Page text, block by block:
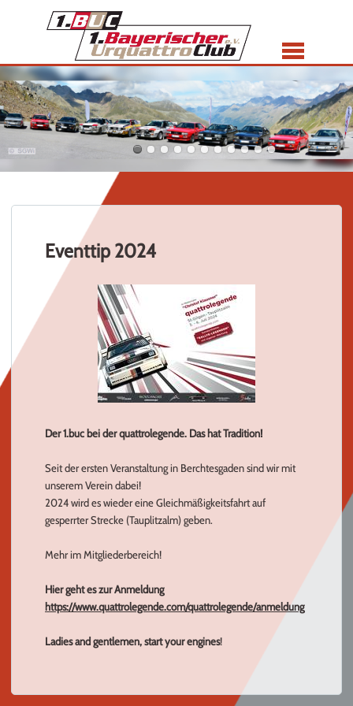
Menü
Eventtip 2024
Der 1.buc bei der quattrolegende. Das hat Tradition!
Seit der ersten Veranstaltung in Berchtesgaden sind wir mit
unserem Verein dabei!
2024 wird es wieder eine Gleichmäßigkeitsfahrt auf
gesperrter Strecke (Tauplitzalm) geben.
Mehr im Mitgliederbereich!
Hier geht es zur Anmeldung
https://www.quattrolegende.com/quattrolegende/anmeldung
Ladies and gentlemen, start your engines!